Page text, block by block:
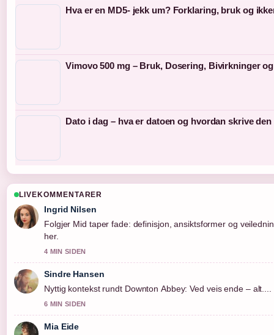
Hva er en MD5- jekk um? Forklaring, bruk og
Vimovo 500 mg – Bruk, Dosering, Bivirkninger
Dato i dag – hva er datoen og hvordan skrive
LIVEKOMMENTARER
Ingrid Nilsen
Folgjer Mid taper fade: definisjon, ansiktsformer og
her.
4 MIN SIDEN
Sindre Hansen
Nyttig kontekst rundt Downton Abbey: Ved veis ende –
6 MIN SIDEN
Mia Eide